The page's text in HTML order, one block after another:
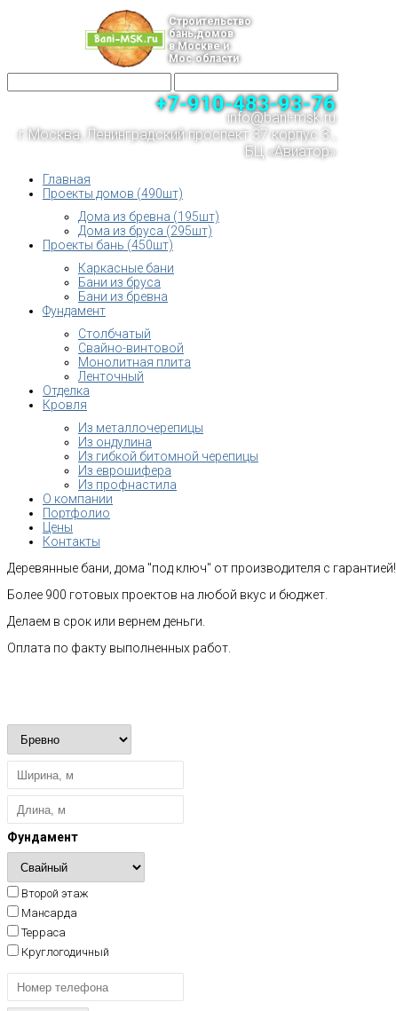
Строительство
бань,домов
в Москве и
Мос.области
+7-910-483-93-76
info@bani-msk.ru
г.Москва, Ленинградский проспект 37 корпус 3 ,
БЦ «Авиатор»
Главная
Проекты домов (490шт)
Дома из бревна (195шт)
Дома из бруса (295шт)
Проекты бань (450шт)
Каркасные бани
Бани из бруса
Бани из бревна
Фундамент
Столбчатый
Свайно-винтовой
Монолитная плита
Ленточный
Отделка
Кровля
Из металлочерепицы
Из ондулина
Из гибкой битомной черепицы
Из еврошифера
Из профнастила
О компании
Портфолио
Цены
Контакты
Деревянные бани, дома "под ключ" от производителя с гарантией!
Более 900 готовых проектов на любой вкус и бюджет.
Делаем в срок или вернем деньги.
Оплата по факту выполненных работ.
Фундамент
Второй этаж
Мансарда
Терраса
Круглогодичный